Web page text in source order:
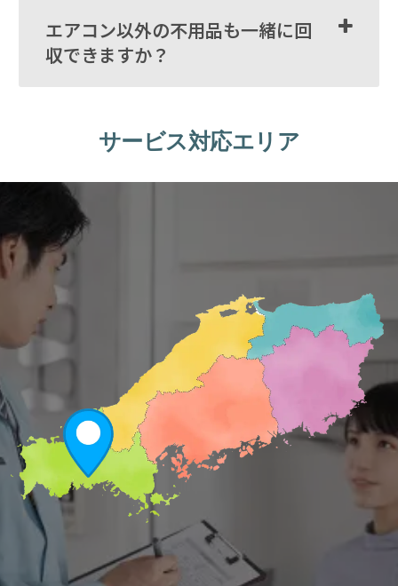
エアコン以外の不用品も一緒に回
収できますか？
サービス対応エリア